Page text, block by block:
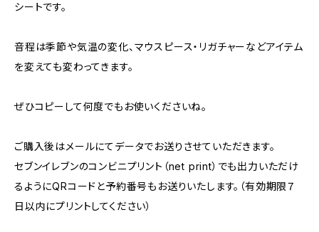
シートです。
音程は季節や気温の変化、マウスピース・リガチャーなどアイテム
を変えても変わってきます。
ぜひコピーして何度でもお使いくださいね。
ご購入後はメールにてデータでお送りさせていただきます。
セブンイレブンのコンビニプリント（net print）でも出力いただけ
るようにQRコードと予約番号もお送りいたします。（有効期限７
日以内にプリントしてください）